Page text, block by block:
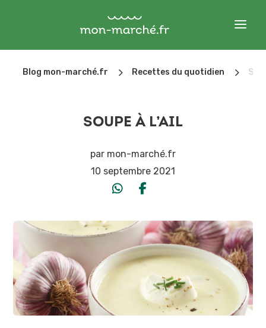
Blog mon-marché.fr 5 Recettes du quotidien 5
SOUPE À L’AIL
par mon-marché.fr
10 septembre 2021